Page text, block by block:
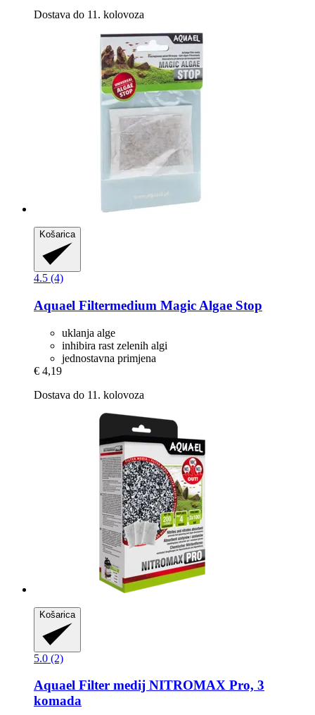
Dostava do 11. kolovoza
Košarica
4.5 (4)
Aquael Filtermedium Magic Algae Stop
uklanja alge
inhibira rast zelenih algi
jednostavna primjena
€ 4,19
Dostava do 11. kolovoza
Košarica
5.0 (2)
Aquael Filter medij NITROMAX Pro, 3
komada